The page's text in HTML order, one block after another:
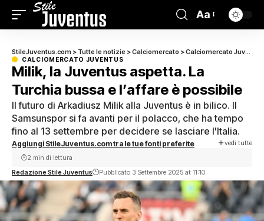
Aa
StileJuventus.com > Tutte le notizie >Calciomercato >Calciomercato Juventus
CALCIOMERCATO JUVENTUS
Milik, la Juventus aspetta. La
Turchia bussa e l’affare è possibile
Il futuro di Arkadiusz Milik alla Juventus è in bilico. Il
Samsunspor si fa avanti per il polacco, che ha tempo
fino al 13 settembre per decidere se lasciare l'Italia.
Aggiungi StileJuventus.com tra le tue fonti preferite vedi tutte
Redazione Stile Juventus Pubblicato 3 Settembre 2025 at 11:10
2 min di lettura